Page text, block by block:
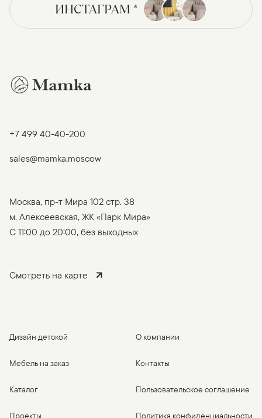
ИНСТАГРАМ *
+7 499 40-40-200
sales@mamka.moscow
Москва, пр-т Мира 102 стр. 38
м. Алексеевская, ЖК «Парк Мира»
C 11:00 до 20:00, без выходных
Смотреть на карте
Дизайн детской
Мебель на заказ
Каталог
Проекты
О компании
Контакты
Пользовательское соглашение
Политика конфиденциальности